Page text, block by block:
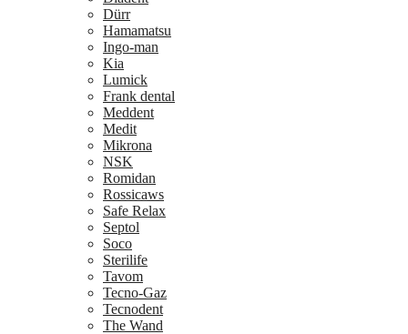
Dürr
Hamamatsu
Ingo-man
Kia
Lumick
Frank dental
Meddent
Medit
Mikrona
NSK
Romidan
Rossicaws
Safe Relax
Septol
Soco
Sterilife
Tavom
Tecno-Gaz
Tecnodent
The Wand